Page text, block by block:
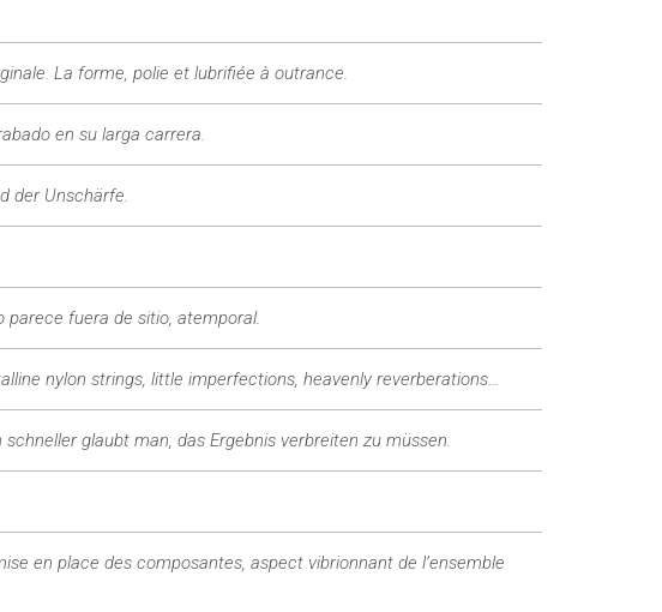
La forme, polie et lubrifiée à outrance.
en su larga carrera.
der Unschärfe.
fuera de sitio, atemporal.
nylon strings, little imperfections, heavenly reverberations…
glaubt man, das Ergebnis verbreiten zu müssen.
en place des composantes, aspect vibrionnant de l’ensemble